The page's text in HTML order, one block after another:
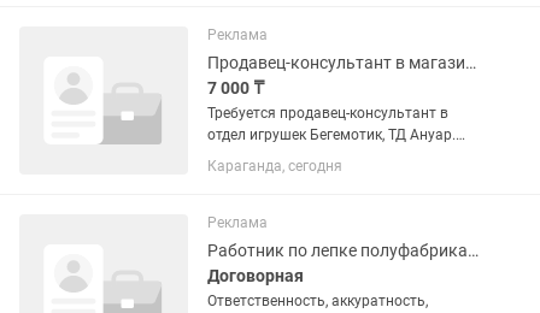
тут приходит на...
Реклама
Продавец-консультант в магазине игрушек Бегемотик
7 000 ₸
Требуется продавец-консультант в
отдел игрушек Бегемотик, ТД Ануар.
Знание ПК обязательно!! Студентов,
школьников и временных работников
Караганда, сегодня
Реклама
Работник по лепке полуфабрикатов
Договорная
Ответственность, аккуратность,